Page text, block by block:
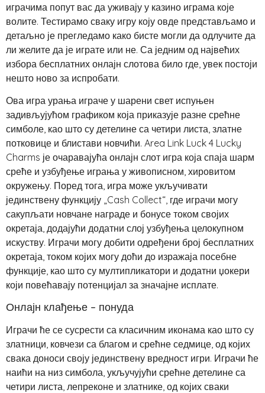
играчима попут вас да уживају у казино играма које
волите. Тестирамо сваку игру коју овде представљамо и
детаљно је прегледамо како бисте могли да одлучите да
ли желите да је играте или не. Са једним од највећих
избора бесплатних онлајн слотова било где, увек постоји
нешто ново за испробати.
Ова игра урања играче у шарени свет испуњен
задивљујућом графиком која приказује разне срећне
симболе, као што су детелине са четири листа, златне
потковице и блистави новчићи. Area Link Luck 4 Lucky
Charms је очаравајућа онлајн слот игра која спаја шарм
среће и узбуђење играња у живописном, хировитом
окружењу. Поред тога, игра може укључивати
јединствену функцију „Cash Collect“, где играчи могу
сакупљати новчане награде и бонусе током својих
окретаја, додајући додатни слој узбуђења целокупном
искуству. Играчи могу добити одређени број бесплатних
окретаја, током којих могу доћи до изражаја посебне
функције, као што су мултипликатори и додатни џокери
који повећавају потенцијал за значајне исплате.
Онлајн клађење – понуда
Играчи ће се сусрести са класичним иконама као што су
златници, ковчези са благом и срећне седмице, од којих
свака доноси своју јединствену вредност игри. Играчи ће
наићи на низ симбола, укључујући срећне детелине са
четири листа, лепреконе и златнике, од којих сваки